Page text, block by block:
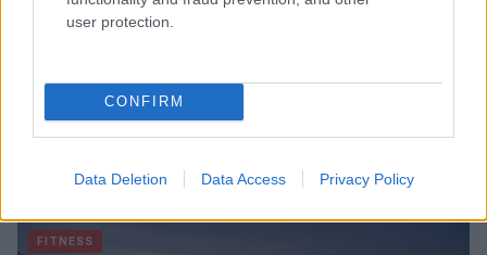
user protection.
CONFIRM
Data Deletion Data Access Privacy Policy
FITNESS